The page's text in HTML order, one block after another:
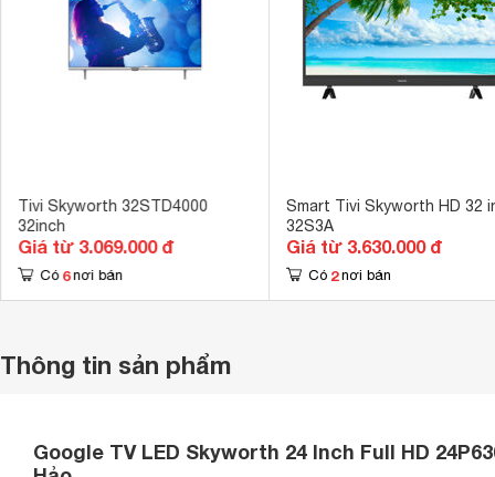
Tivi Skyworth 32STD4000
32inch
Giá từ 3.069.000 đ
Có 6 nơi bán
Smart Tivi Skyworth HD 32
32S3A
Giá từ 3.630.000 đ
Có 2 nơi bán
Thông tin sản phẩm
Google TV LED Skyworth 24 Inch Full HD